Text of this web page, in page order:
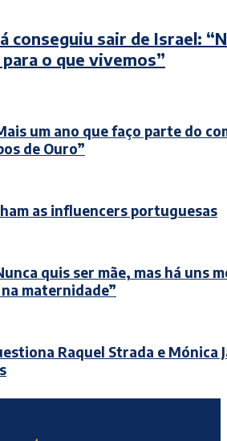
conseguiu sair de Israel:
o que vivemos”
um ano que faço parte do
de Ouro”
as influencers portuguesas
quis ser mãe, mas há uns
maternidade”
Raquel Strada e Mónica